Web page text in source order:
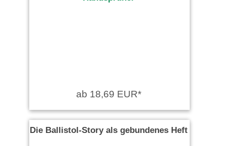
ab 18,69 EUR*
Die Ballistol-Story als gebundenes Heft